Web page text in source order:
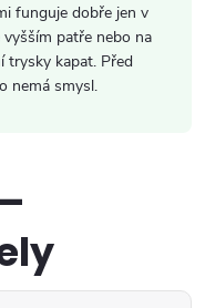
funguje dobře jen v
patře nebo na
trysky kapat. Před
nemá smysl.